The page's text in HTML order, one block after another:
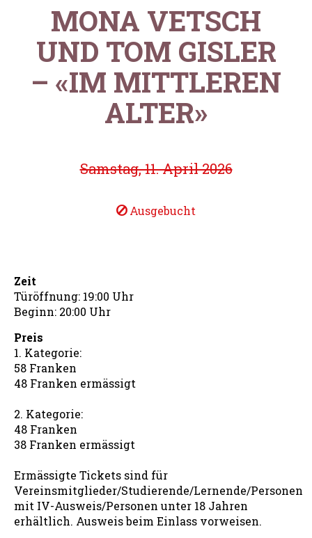
MONA VETSCH
UND TOM GISLER
– «IM MITTLEREN
ALTER»
Samstag, 11. April 2026
Ausgebucht
Zeit
Türöffnung: 19:00 Uhr
Beginn: 20:00 Uhr
Preis
1. Kategorie:
58 Franken
48 Franken ermässigt
2. Kategorie:
48 Franken
38 Franken ermässigt
Ermässigte Tickets sind für
Vereinsmitglieder/Studierende/Lernende/Personen
mit IV-Ausweis/Personen unter 18 Jahren
erhältlich. Ausweis beim Einlass vorweisen.